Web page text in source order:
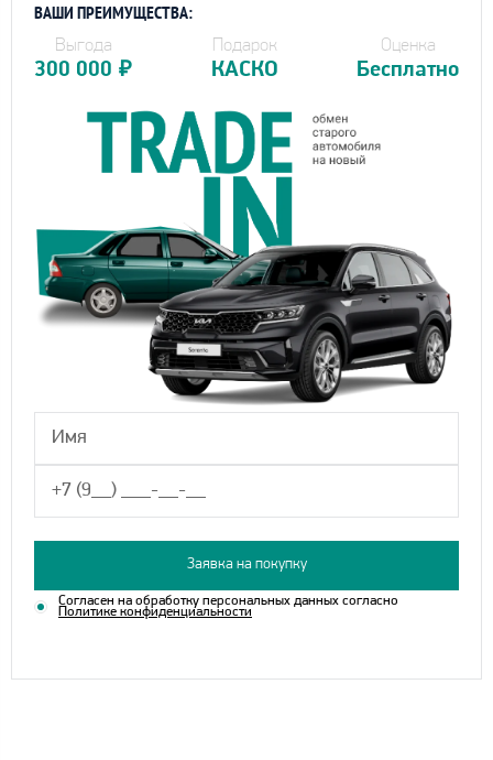
ВАШИ ПРЕИМУЩЕСТВА:
Выгода
300 000 ₽
Подарок
КАСКО
Оценка
Бесплатно
Заявка на покупку
Согласен на обработку персональных данных согласно
Политике конфиденциальности